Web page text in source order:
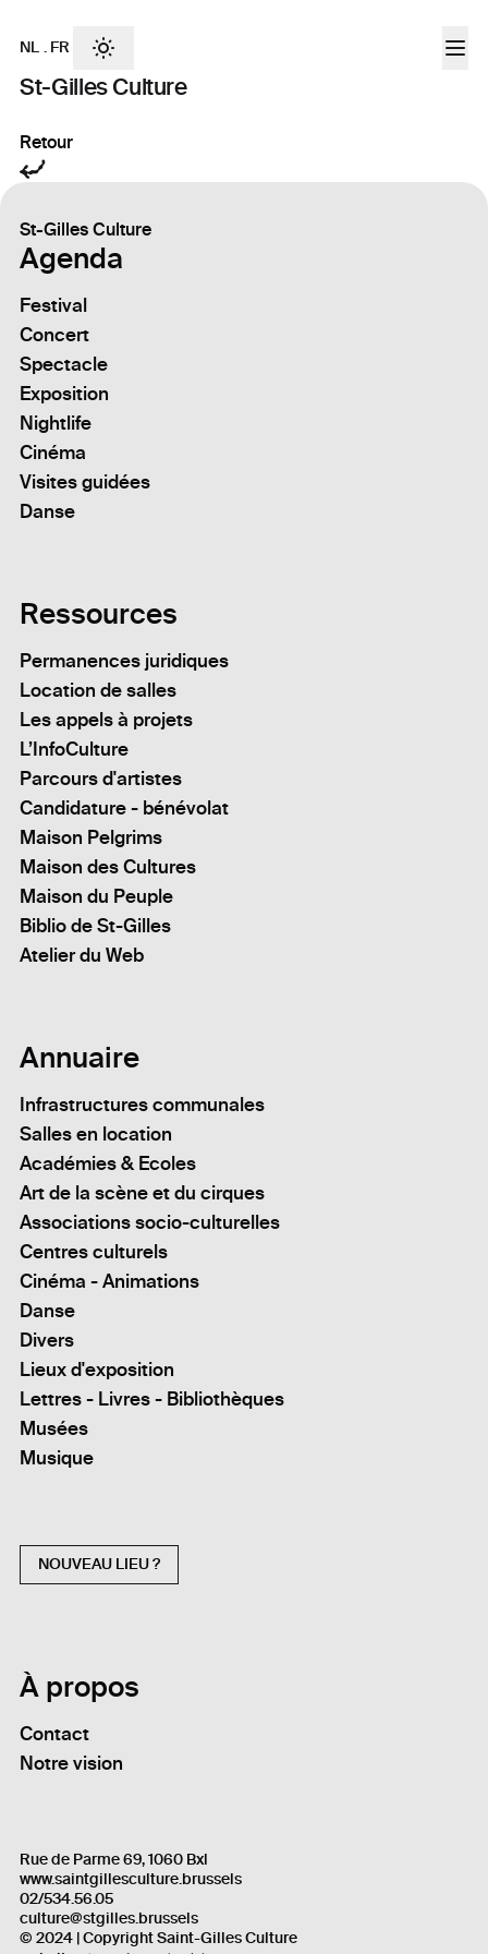
St-Gilles Culture
NL . FR
Retour
St-Gilles Culture
Agenda
Festival
Concert
Spectacle
Exposition
Nightlife
Cinéma
Visites guidées
Danse
Ressources
Permanences juridiques
Location de salles
Les appels à projets
L’InfoCulture
Parcours d'artistes
Candidature - bénévolat
Maison Pelgrims
Maison des Cultures
Maison du Peuple
Biblio de St-Gilles
Atelier du Web
Annuaire
Infrastructures communales
Salles en location
Académies & Ecoles
Art de la scène et du cirques
Associations socio-culturelles
Centres culturels
Cinéma - Animations
Danse
Divers
Lieux d'exposition
Lettres - Livres - Bibliothèques
Musées
Musique
NOUVEAU LIEU ?
À propos
Contact
Notre vision
Rue de Parme 69, 1060 Bxl
www.saintgillesculture.brussels
02/534.56.05
culture@stgilles.brussels
© 2024 | Copyright Saint-Gilles Culture